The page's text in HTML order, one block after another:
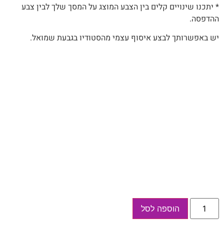
* יתכנו שינויים קלים בין הצבע המוצג על המסך שלך לבין צבע
ההדפסה.
יש באפשרותך לבצע איסוף עצמי מהסטודיו בגבעת שמואל.
כמות
מארז
הוספה לסל